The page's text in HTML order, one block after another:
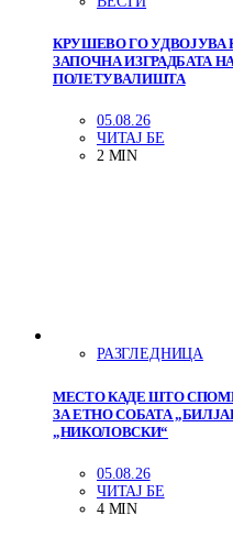
КРУШЕВО ГО УДВОЈУВА
ЗАПОЧНА ИЗГРАДБАТА
ПОЛЕТУВАЛИШТА
05.08.26
ЧИТАЈ БЕ
2 MIN
РАЗГЛЕДНИЦА
МЕСТО КАДЕ ШТО
ЗА ЕТНО СОБАТА
„НИКОЛОВСКИ“
05.08.26
ЧИТАЈ БЕ
4 MIN